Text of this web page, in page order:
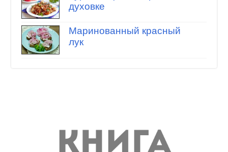
духовке
Маринованный красный
лук